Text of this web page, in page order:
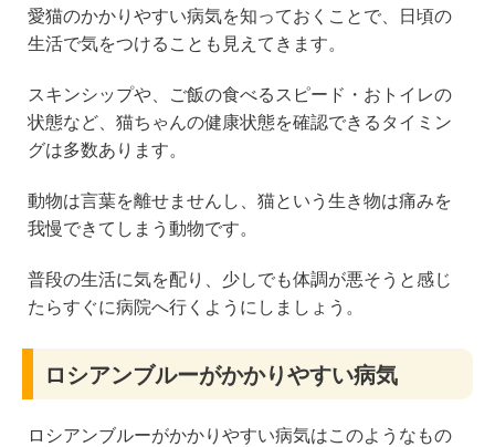
愛猫のかかりやすい病気を知っておくことで、日頃の
生活で気をつけることも見えてきます。
スキンシップや、ご飯の食べるスピード・おトイレの
状態など、猫ちゃんの健康状態を確認できるタイミン
グは多数あります。
動物は言葉を離せませんし、猫という生き物は痛みを
我慢できてしまう動物です。
普段の生活に気を配り、少しでも体調が悪そうと感じ
たらすぐに病院へ行くようにしましょう。
ロシアンブルーがかかりやすい病気
ロシアンブルーがかかりやすい病気はこのようなもの